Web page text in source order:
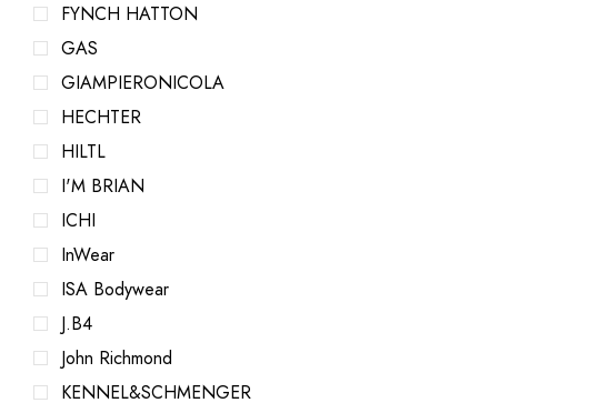
FYNCH HATTON
GAS
GIAMPIERONICOLA
HECHTER
HILTL
I'M BRIAN
ICHI
InWear
ISA Bodywear
J.B4
John Richmond
KENNEL&SCHMENGER